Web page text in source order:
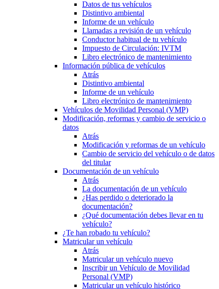
Datos de tus vehículos
Distintivo ambiental
Informe de un vehículo
Llamadas a revisión de un vehículo
Conductor habitual de tu vehículo
Impuesto de Circulación: IVTM
Libro electrónico de mantenimiento
Información pública de vehículos
Atrás
Distintivo ambiental
Informe de un vehículo
Libro electrónico de mantenimiento
Vehículos de Movilidad Personal (VMP)
Modificación, reformas y cambio de servicio o
datos
Atrás
Modificación y reformas de un vehículo
Cambio de servicio del vehículo o de datos
del titular
Documentación de un vehículo
Atrás
La documentación de un vehículo
¿Has perdido o deteriorado la
documentación?
¿Qué documentación debes llevar en tu
vehículo?
¿Te han robado tu vehículo?
Matricular un vehículo
Atrás
Matricular un vehículo nuevo
Inscribir un Vehículo de Movilidad
Personal (VMP)
Matricular un vehículo histórico